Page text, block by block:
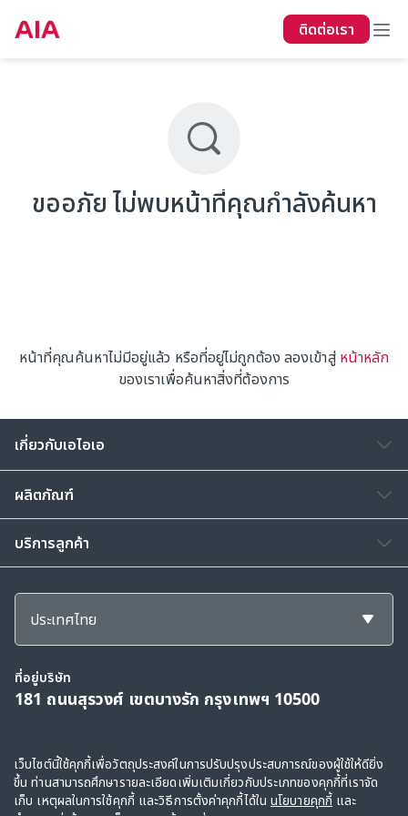
ติดต่อเรา
ขออภัย ไม่พบหน้าที่คุณกำลังค้นหา
หน้าที่คุณค้นหาไม่มีอยู่แล้ว หรือที่อยู่ไม่ถูกต้อง ลองเข้าสู่ หน้าหลัก
ของเราเพื่อค้นหาสิ่งที่ต้องการ
เกี่ยวกับเอไอเอ
ผลิตภัณฑ์
บริการลูกค้า
ประเทศไทย
ที่อยู่บริษัท
181 ถนนสุรวงศ์ เขตบางรัก กรุงเทพฯ 10500
สงวนลิขสิทธิ์ © 2568, กลุ่มบริษัทเอไอเอ และบริษัทในเครือ ขอสงวนสิทธิ์ทั้งหมดตาม
กฎหมาย
เว็บไซต์นี้ใช้คุกกี้เพื่อวัตถุประสงค์ในการปรับปรุงประสบการณ์ของผู้ใช้ให้ดียิ่ง
ขึ้น ท่านสามารถศึกษารายละเอียดเพิ่มเติมเกี่ยวกับประเภทของคุกกี้ที่เราจัด
เก็บ เหตุผลในการใช้คุกกี้ และวิธีการตั้งค่าคุกกี้ได้ใน นโยบายคุกกี้และ